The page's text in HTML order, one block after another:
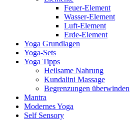
Feuer-Element
Wasser-Element
Luft-Element
Erde-Element
Yoga Grundlagen
Yoga-Sets
Yoga Tipps
Heilsame Nahrung
Kundalini Massage
Begrenzungen überwinden
Mantra
Modernes Yoga
Self Sensory